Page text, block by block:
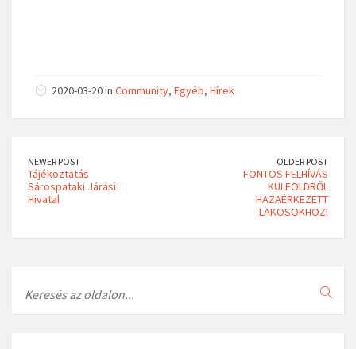
2020-03-20 in Community, Egyéb, Hírek
NEWER POST
Tájékoztatás
Sárospataki Járási
Hivatal
OLDER POST
FONTOS FELHÍVÁS
KÜLFÖLDRŐL
HAZAÉRKEZETT
LAKOSOKHOZ!